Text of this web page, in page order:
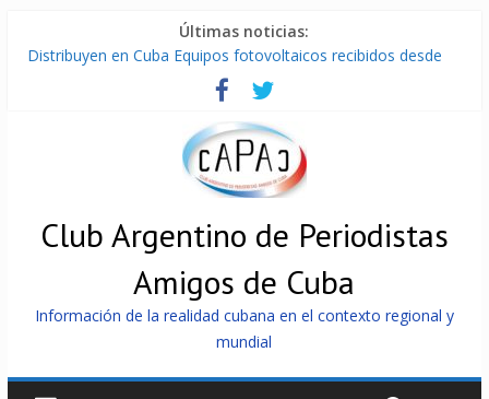
Últimas noticias:
Distribuyen en Cuba Equipos fotovoltaicos recibidos desde
La ONU condena medidas de EE.UU contra Cuba
Cuba alerta sobre doctrina militar de dominación de EEUU
Nuevas sanciones de EEUU contra Cuba apuntan a la
cooperación militar con Rusia y China
Brutal represión contra los que marchan para que no se
venda la patria
Club Argentino de Periodistas
Amigos de Cuba
Información de la realidad cubana en el contexto regional y
mundial